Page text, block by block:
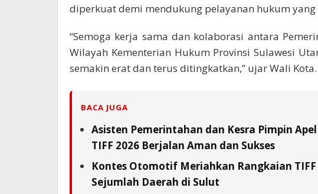
diperkuat demi mendukung pelayanan hukum
“Semoga kerja sama dan kolaborasi antara
Wilayah Kementerian Hukum Provinsi Sulawesi
semakin erat dan terus ditingkatkan,” ujar Wali Kota.
BACA JUGA
Asisten Pemerintahan dan Kesra Pimpin
TIFF 2026 Berjalan Aman dan Sukses
Kontes Otomotif Meriahkan Rangkaian
Sejumlah Daerah di Sulut